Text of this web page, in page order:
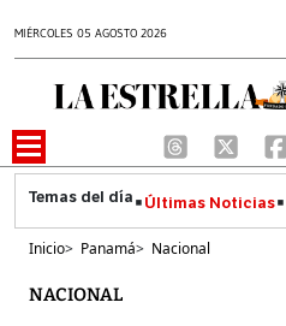
MIÉRCOLES 05 AGOSTO 2026
Últimas Noticias
Inicio> Panamá> Nacional
NACIONAL